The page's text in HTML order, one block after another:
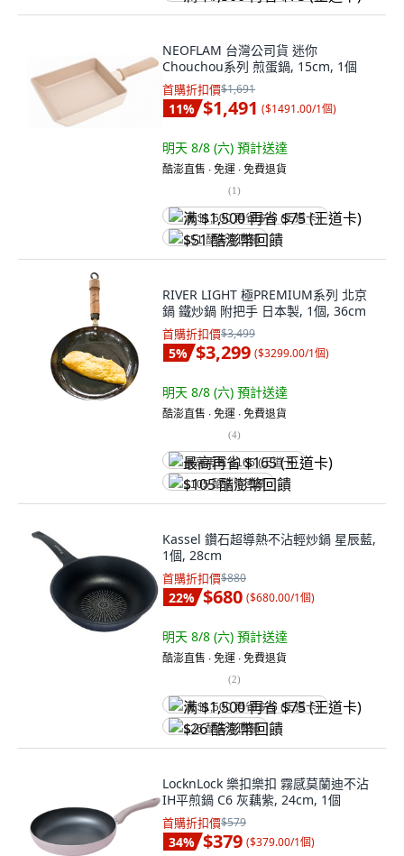
NEOFLAM 台灣公司貨 迷你
Chouchou系列 煎蛋鍋, 15cm, 1個
首購折扣價$1,691
11% $1,491 ($1491.00/1個)
明天 8/8 (六) 預計送達
酷澎直售 ∙ 免運 ∙ 免費退貨
(1)
满 $1,500 再省 $75 (王道卡)
$51 酷澎幣回饋
RIVER LIGHT 極PREMIUM系列 北京
鍋 鐵炒鍋 附把手 日本製, 1個, 36cm
首購折扣價$3,499
5% $3,299 ($3299.00/1個)
明天 8/8 (六) 預計送達
酷澎直售 ∙ 免運 ∙ 免費退貨
(4)
最高再省 $165 (王道卡)
$105 酷澎幣回饋
Kassel 鑽石超導熱不沾輕炒鍋 星辰藍,
1個, 28cm
首購折扣價$880
22% $680 ($680.00/1個)
明天 8/8 (六) 預計送達
酷澎直售 ∙ 免運 ∙ 免費退貨
(2)
满 $1,500 再省 $75 (王道卡)
$26 酷澎幣回饋
LocknLock 樂扣樂扣 霧感莫蘭迪不沾
IH平煎鍋 C6 灰藕紫, 24cm, 1個
首購折扣價$579
34% $379 ($379.00/1個)